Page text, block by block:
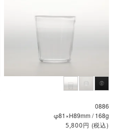
0886
φ81×H89mm / 168g
5,800円 (税込)